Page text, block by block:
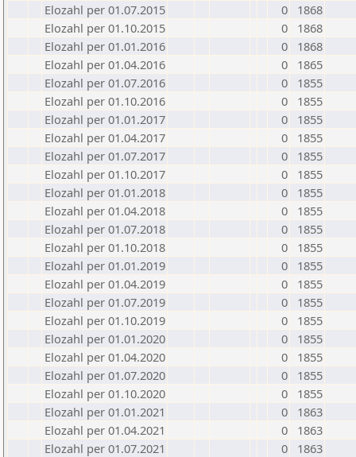
Elozahl per 01.07.2015
0
1868
Elozahl per 01.10.2015
0
1868
Elozahl per 01.01.2016
0
1868
Elozahl per 01.04.2016
0
1865
Elozahl per 01.07.2016
0
1855
Elozahl per 01.10.2016
0
1855
Elozahl per 01.01.2017
0
1855
Elozahl per 01.04.2017
0
1855
Elozahl per 01.07.2017
0
1855
Elozahl per 01.10.2017
0
1855
Elozahl per 01.01.2018
0
1855
Elozahl per 01.04.2018
0
1855
Elozahl per 01.07.2018
0
1855
Elozahl per 01.10.2018
0
1855
Elozahl per 01.01.2019
0
1855
Elozahl per 01.04.2019
0
1855
Elozahl per 01.07.2019
0
1855
Elozahl per 01.10.2019
0
1855
Elozahl per 01.01.2020
0
1855
Elozahl per 01.04.2020
0
1855
Elozahl per 01.07.2020
0
1855
Elozahl per 01.10.2020
0
1855
Elozahl per 01.01.2021
0
1863
Elozahl per 01.04.2021
0
1863
Elozahl per 01.07.2021
0
1863